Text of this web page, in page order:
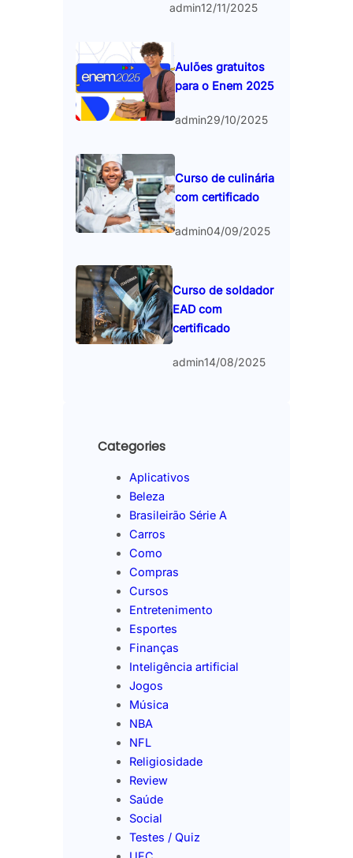
admin12/11/2025
Aulões gratuitos
para o Enem 2025
admin29/10/2025
Curso de culinária
com certificado
admin04/09/2025
Curso de soldador
EAD com
certificado
admin14/08/2025
Categories
Aplicativos
Beleza
Brasileirão Série A
Carros
Como
Compras
Cursos
Entretenimento
Esportes
Finanças
Inteligência artificial
Jogos
Música
NBA
NFL
Religiosidade
Review
Saúde
Social
Testes / Quiz